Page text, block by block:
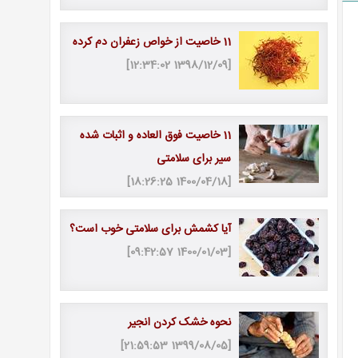
11 خاصیت از خواص زعفران دم كرده
[1398/12/09 12:34:02]
11 خاصیت فوق العاده و اثبات شده
سیر برای سلامتی
[1400/04/18 18:26:25]
آیا کشمش برای سلامتی خوب است؟
[1400/01/03 09:42:57]
نحوه خشک کردن انجیر
[1399/08/05 21:59:53]